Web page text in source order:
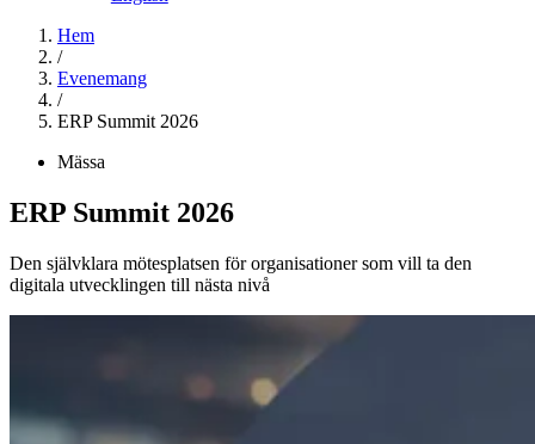
Hem
/
Evenemang
/
ERP Summit 2026
Mässa
ERP Summit 2026
Den självklara mötesplatsen för organisationer som vill ta den
digitala utvecklingen till nästa nivå